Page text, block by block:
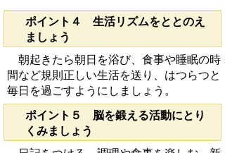
ポイント４ 生活リズムをととのえ
ましょう
朝起きたら朝日を浴び、食事や睡眠の時
間など規則正しい生活を送り、はつらつと
毎日を過ごすようにしましょう。
ポイント５ 脳を鍛える活動にとり
くみましょう